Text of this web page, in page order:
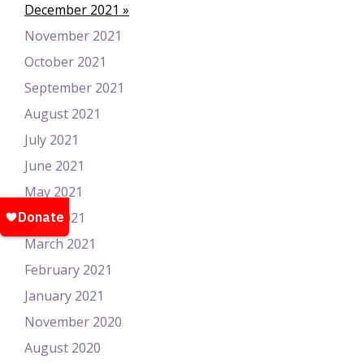
December 2021
November 2021
October 2021
September 2021
August 2021
July 2021
June 2021
May 2021
April 2021
March 2021
February 2021
January 2021
November 2020
August 2020